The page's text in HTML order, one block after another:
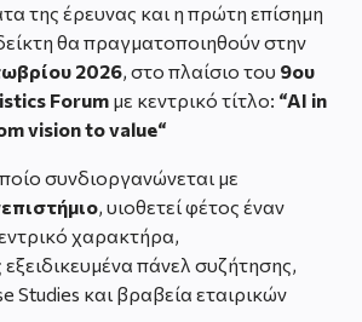
της έρευνας και η πρώτη επίσημη
θα πραγματοποιηθούν στην
2026, στο πλαίσιο του 9ου
Forumμε κεντρικό τίτλο: “AI in
visiontovalue“
συνδιοργανώνεται με
, υιοθετεί φέτος έναν
χαρακτήρα,
πάνελ συζήτησης,
Studies και βραβεία εταιρικών